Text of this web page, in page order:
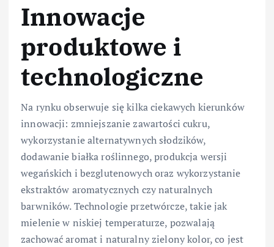
Innowacje
produktowe i
technologiczne
Na rynku obserwuje się kilka ciekawych kierunków
innowacji: zmniejszanie zawartości cukru,
wykorzystanie alternatywnych słodzików,
dodawanie białka roślinnego, produkcja wersji
wegańskich i bezglutenowych oraz wykorzystanie
ekstraktów aromatycznych czy naturalnych
barwników. Technologie przetwórcze, takie jak
mielenie w niskiej temperaturze, pozwalają
zachować aromat i naturalny zielony kolor, co jest